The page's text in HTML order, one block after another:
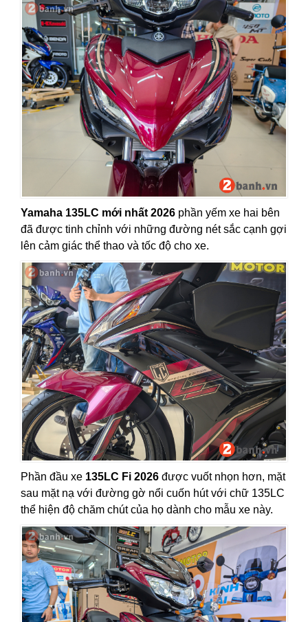
Yamaha 135LC mới nhất 2026 phần yếm xe hai bên
đã được tinh chỉnh với những đường nét sắc cạnh gợi
lên cảm giác thể thao và tốc độ cho xe.
Phần đầu xe 135LC Fi 2026 được vuốt nhọn hơn, mặt
sau mặt nạ với đường gờ nổi cuốn hút với chữ 135LC
thể hiện độ chăm chút của họ dành cho mẫu xe này.